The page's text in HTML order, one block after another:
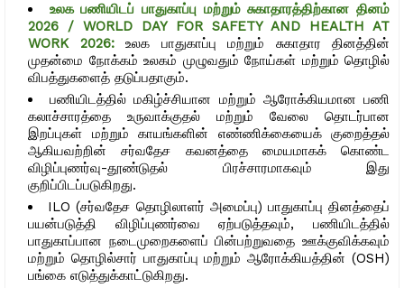
உலக பணியிடப் பாதுகாப்பு மற்றும் சுகாதாரத்திற்கான தினம்
2026 / WORLD DAY FOR SAFETY AND HEALTH AT
WORK 2026: உலக பாதுகாப்பு மற்றும் சுகாதார தினத்தின்
முதன்மை நோக்கம் உலகம் முழுவதும் நோய்கள் மற்றும் தொழில்
விபத்துகளைத் தடுப்பதாகும்.
பணியிடத்தில் மகிழ்ச்சியான மற்றும் ஆரோக்கியமான பணி
கலாச்சாரத்தை உருவாக்குதல் மற்றும் வேலை தொடர்பான
இறப்புகள் மற்றும் காயங்களின் எண்ணிக்கையைக் குறைத்தல்
ஆகியவற்றின் சர்வதேச கவனத்தை மையமாகக் கொண்ட
விழிப்புணர்வு-தூண்டுதல் பிரச்சாரமாகவும் இது
குறிப்பிடப்படுகிறது.
ILO (சர்வதேச தொழிலாளர் அமைப்பு) பாதுகாப்பு தினத்தைப்
பயன்படுத்தி விழிப்புணர்வை ஏற்படுத்தவும், பணியிடத்தில்
பாதுகாப்பான நடைமுறைகளைப் பின்பற்றுவதை ஊக்குவிக்கவும்
மற்றும் தொழில்சார் பாதுகாப்பு மற்றும் ஆரோக்கியத்தின் (OSH)
பங்கை எடுத்துக்காட்டுகிறது.